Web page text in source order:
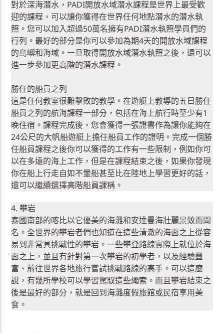
對於深海潛水，PADI開放水域潛水課程是世界上最受歡
迎的課程，可以讓你獲得在世界任何地點潛水的潛水執
照。您可以加入超過50萬名擁有PADI潛水執照學員們的
行列。最好的部分是你可以參加為期4天的開放水域課程
的島嶼和海域。一旦取得開放水域潛水執照之後，還可以
進一步參加更高階的潛水課程。
勝任的船員之列
這是任何教室很難擊敗的教學。在遊艇上教導的五日勝任
船員之列的航海課程一部分，包括在海上航行時至少有1
晚住宿。課程完成後，您會獲得一張證書作為讓你能夠在
24公尺的大帆船遊艇上擔任船員工作的證明。完成一個勝
任船員課程之後你可以獲得的工作有一些限制，例如你可
以在多遠的海上工作，但是在課程結束之後，如果你發現
你在船上行走自如不暈船甚至比在陸地上學習更好的話，
還可以繼續選擇高階船員課稱。
4. 攀岩
泰國南部的喀比以它優美的海灘和安達曼海壯麗景致而聞
名。全世界的攀岩者們也知道在這些清澈的海面之上從容
易到非常具挑戰性的攀岩。一些攀登路線實際上就位於海
面之上，並且有針對第一次攀岩的初學者，以及經驗豐
富、前往世界各地旅行嘗試挑戰路線的高手。可以這麼
說，有幾所學校可以學習駕馭這些繩索。而且攀岩結束之
後是最好的部分，就是回到海灘度假旅館或民宿享用美
食。